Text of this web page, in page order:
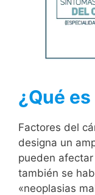
¿Qué
Factores del
designa un
pueden
también se
«neoplasias